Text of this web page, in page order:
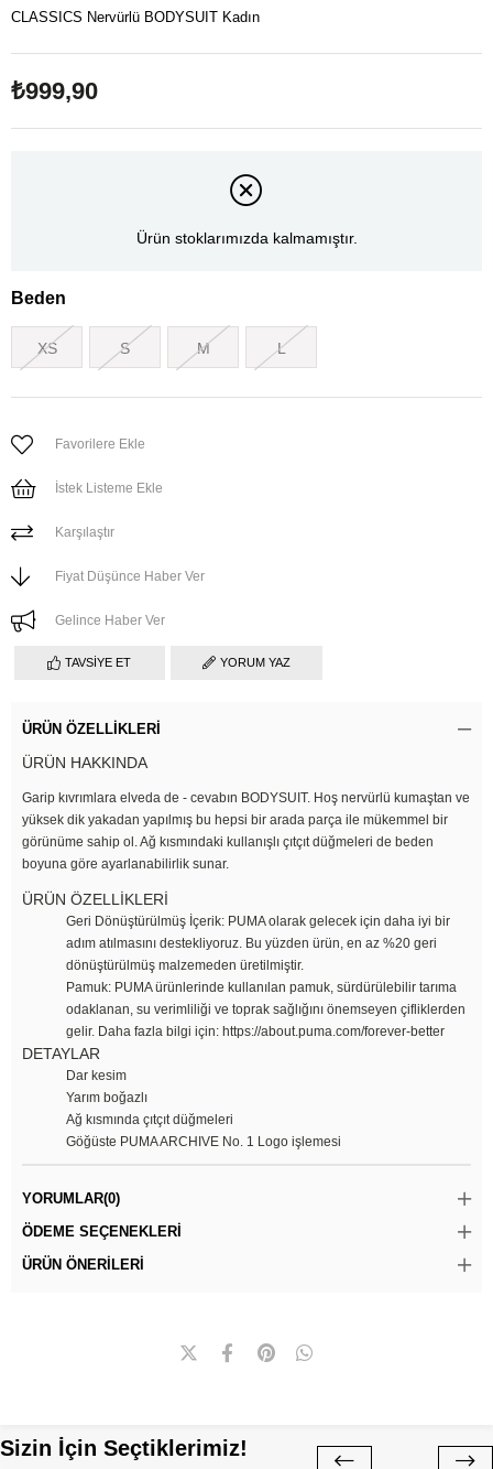
CLASSICS Nervürlü BODYSUIT Kadın
₺999,90
Ürün stoklarımızda kalmamıştır.
Beden
XS S M L
Favorilere Ekle
İstek Listeme Ekle
Karşılaştır
Fiyat Düşünce Haber Ver
Gelince Haber Ver
TAVSIYE ET YORUM YAZ
ÜRÜN ÖZELLIKLERI
ÜRÜN HAKKINDA
Garip kıvrımlara elveda de - cevabın BODYSUIT. Hoş nervürlü kumaştan ve
yüksek dik yakadan yapılmış bu hepsi bir arada parça ile mükemmel bir
görünüme sahip ol. Ağ kısmındaki kullanışlı çıtçıt düğmeleri de beden
boyuna göre ayarlanabilirlik sunar.
ÜRÜN ÖZELLİKLERİ
Geri Dönüştürülmüş İçerik: PUMA olarak gelecek için daha iyi bir
adım atılmasını destekliyoruz. Bu yüzden ürün, en az %20 geri
dönüştürülmüş malzemeden üretilmiştir.
Pamuk: PUMA ürünlerinde kullanılan pamuk, sürdürülebilir tarıma
odaklanan, su verimliliği ve toprak sağlığını önemseyen çifliklerden
gelir. Daha fazla bilgi için: https://about.puma.com/forever-better
DETAYLAR
Dar kesim
Yarım boğazlı
Ağ kısmında çıtçıt düğmeleri
Göğüste PUMA ARCHIVE No. 1 Logo işlemesi
YORUMLAR(0)
ÖDEME SEÇENEKLERI
ÜRÜN ÖNERILERI
Sizin İçin Seçtiklerimiz!